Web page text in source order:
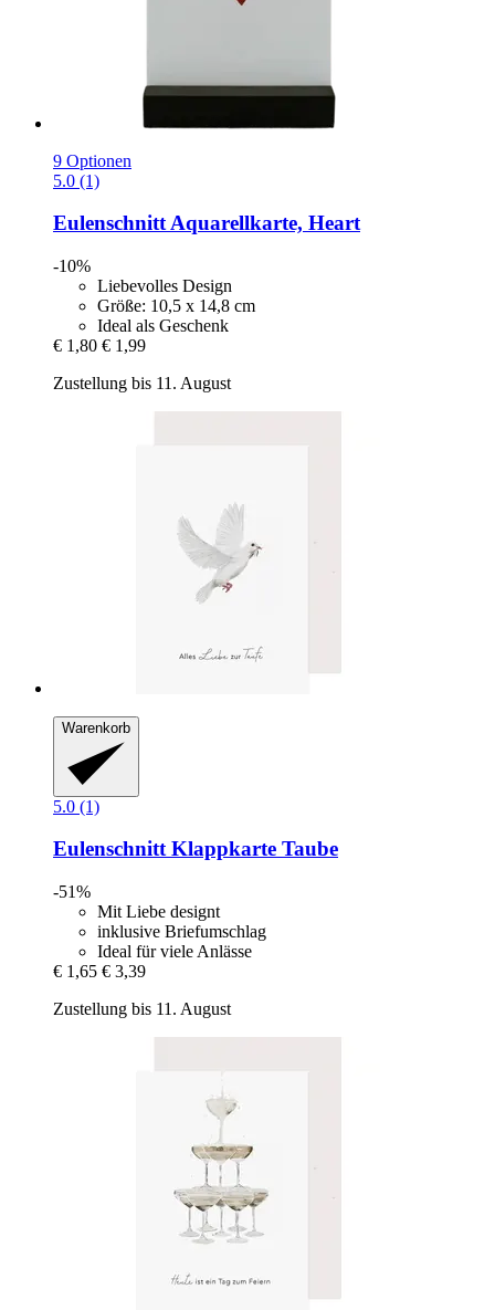
9 Optionen
5.0 (1)
EulenschnittAquarellkarte, Heart
-10%
Liebevolles Design
Größe: 10,5 x 14,8 cm
Ideal als Geschenk
€ 1,80 € 1,99
Zustellung bis 11. August
Warenkorb
5.0 (1)
EulenschnittKlappkarte Taube
-51%
Mit Liebe designt
inklusive Briefumschlag
Ideal für viele Anlässe
€ 1,65 € 3,39
Zustellung bis 11. August